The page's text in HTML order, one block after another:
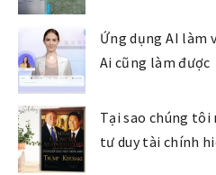
Ứng dụng AI làm
Ai cũng làm được
Tại sao chúng tôi
tư duy tài chính